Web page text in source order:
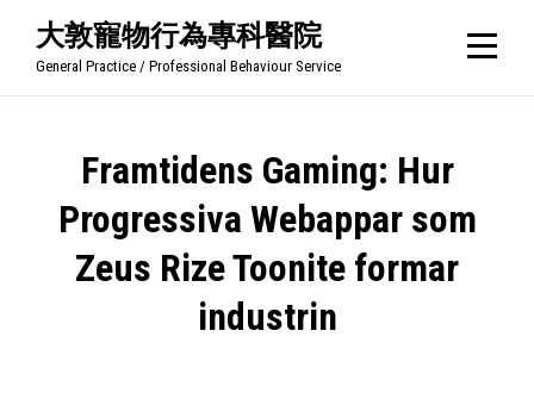
大敦寵物行為專科醫院
General Practice / Professional Behaviour Service
Framtidens Gaming: Hur
Progressiva Webappar som
Zeus Rize Toonite formar
industrin
章